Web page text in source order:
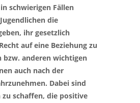
schwierigen Fällen
die
ihr gesetzlich
auf eine Beziehung zu
bzw. anderen wichtigen
auch nach der
Dabei sind
zu schaffen, die positive